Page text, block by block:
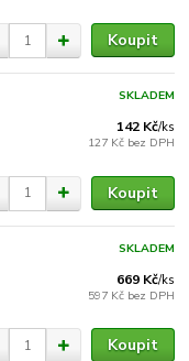
Koupit
142 Kč/ks
127 Kč bez DPH
SKLADEM
Koupit
669 Kč/ks
597 Kč bez DPH
SKLADEM
Koupit